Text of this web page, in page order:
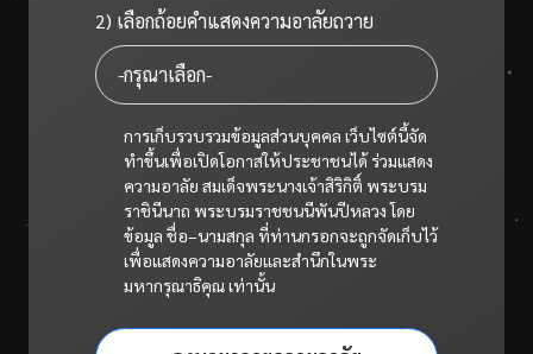
2) เลือกถ้อยคำแสดงความอาลัยถวาย
การเก็บรวบรวมข้อมูลส่วนบุคคล เว็บไซต์นี้จัด
ทำขึ้นเพื่อเปิดโอกาสให้ประชาชนได้ ร่วมแสดง
ความอาลัย สมเด็จพระนางเจ้าสิริกิติ์ พระบรม
ราชินีนาถ พระบรมราชชนนีพันปีหลวง โดย
ข้อมูล ชื่อ–นามสกุล ที่ท่านกรอกจะถูกจัดเก็บไว้
เพื่อแสดงความอาลัยและสำนึกในพระ
มหากรุณาธิคุณ เท่านั้น